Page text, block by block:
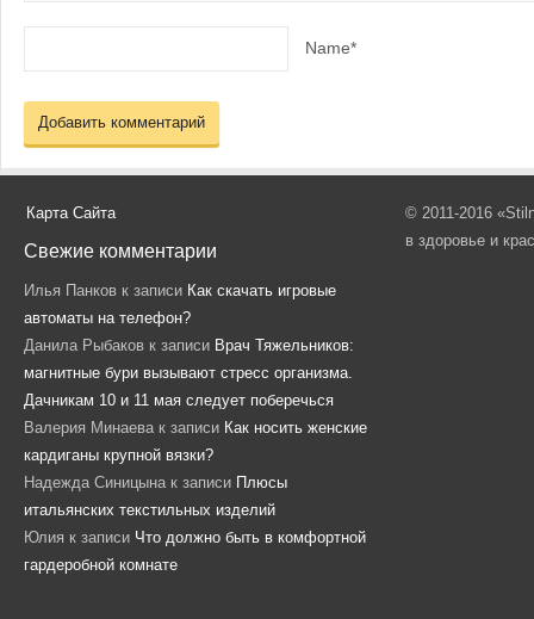
Name*
Карта Сайта
Свежие комментарии
Илья Панков к записи Как скачать игровые
автоматы на телефон?
Данила Рыбаков к записи Врач Тяжельников:
магнитные бури вызывают стресс организма.
Дачникам 10 и 11 мая следует поберечься
Валерия Минаева к записи Как носить женские
кардиганы крупной вязки?
Надежда Синицына к записи Плюсы
итальянских текстильных изделий
Юлия к записи Что должно быть в комфортной
гардеробной комнате
© 2011-2016
в здоровье и